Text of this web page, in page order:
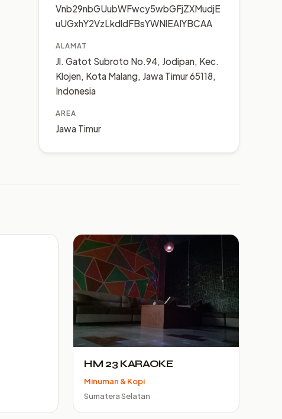
Vnb29nbGUubWFwcy5wbGFjZXMudjE
uUGxhY2VzLkdldFBsYWNlEAIYBCAA
ALAMAT
Jl. Gatot Subroto No.94, Jodipan, Kec.
Klojen, Kota Malang, Jawa Timur 65118,
Indonesia
AREA
Jawa Timur
HM 23 KARAOKE
Minuman & Kopi
Sumatera Selatan